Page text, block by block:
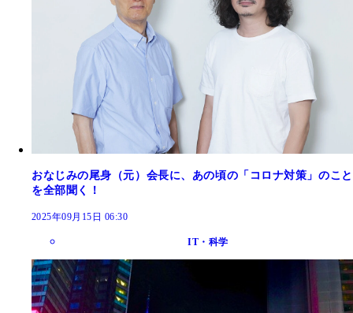
おなじみの尾身（元）会長に、あの頃の「コロナ対策」のこと
を全部聞く！
2025年09月15日 06:30
IT・科学